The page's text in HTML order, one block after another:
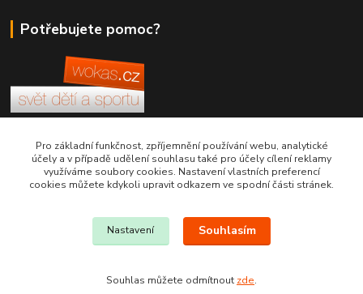
Potřebujete pomoc?
+420 380 830 198
wokas.online@yahoo.cz
Pro základní funkčnost, zpříjemnění používání webu, analytické
účely a v případě udělení souhlasu také pro účely cílení reklamy
využíváme soubory cookies. Nastavení vlastních preferencí
cookies můžete kdykoli upravit odkazem ve spodní části stránek.
Nastavení Souhlasím
Souhlas můžete odmítnout zde.